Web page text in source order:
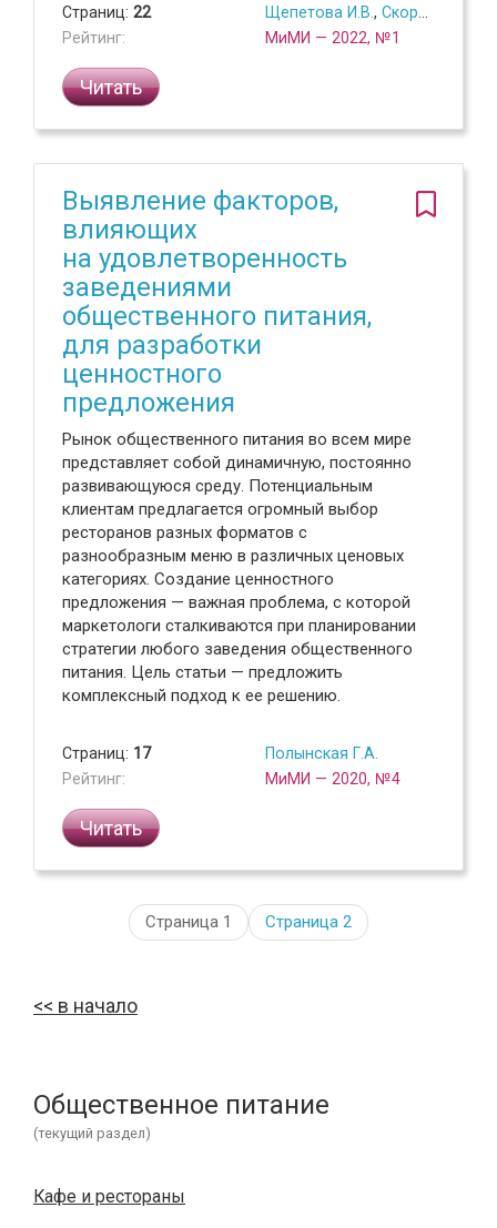
Страниц: 22
Рейтинг:
Щепетова И.В. , Скоробогатых И.И.
МиМИ — 2022, №1
Читать
Выявление факторов,
влияющих
на удовлетворенность
заведениями
общественного питания,
для разработки
ценностного
предложения
Рынок общественного питания во всем мире
представляет собой динамичную, постоянно
развивающуюся среду. Потенциальным
клиентам предлагается огромный выбор
ресторанов разных форматов с
разнообразным меню в различных ценовых
категориях. Создание ценностного
предложения — важная проблема, с которой
маркетологи сталкиваются при планировании
стратегии любого заведения общественного
питания. Цель статьи — предложить
комплексный подход к ее решению.
Страниц: 17
Рейтинг:
Полынская Г.А.
МиМИ — 2020, №4
Читать
Страница 1 Страница 2
в начало
Общественное питание
(текущий раздел)
Кафе и рестораны